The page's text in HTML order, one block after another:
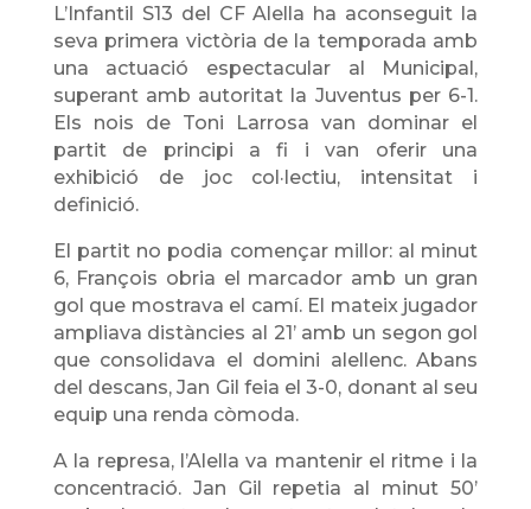
L’Infantil S13 del CF Alella ha aconseguit la
seva primera victòria de la temporada amb
una actuació espectacular al Municipal,
superant amb autoritat la Juventus per 6-1.
Els nois de Toni Larrosa van dominar el
partit de principi a fi i van oferir una
exhibició de joc col·lectiu, intensitat i
definició.
El partit no podia començar millor: al minut
6, François obria el marcador amb un gran
gol que mostrava el camí. El mateix jugador
ampliava distàncies al 21’ amb un segon gol
que consolidava el domini alellenc. Abans
del descans, Jan Gil feia el 3-0, donant al seu
equip una renda còmoda.
A la represa, l’Alella va mantenir el ritme i la
concentració. Jan Gil repetia al minut 50’